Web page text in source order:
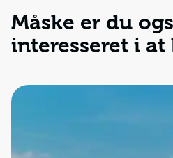
Måske er du
interesseret i at